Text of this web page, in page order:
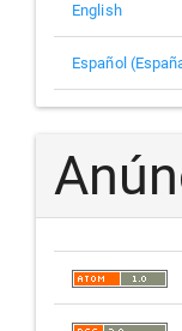
English
Español